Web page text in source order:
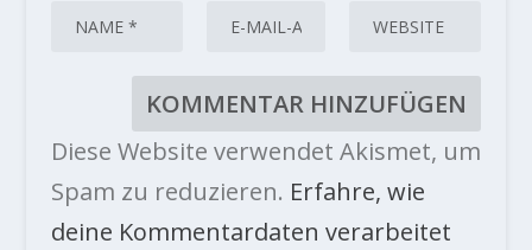
Diese Website verwendet Akismet, um
Spam zu reduzieren. Erfahre, wie
deine Kommentardaten verarbeitet